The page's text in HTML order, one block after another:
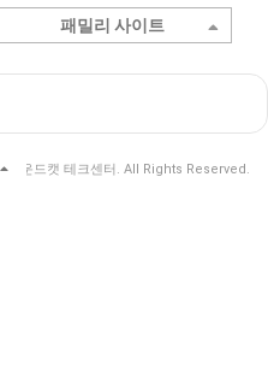
패밀리 사이트
사운드캣 테크센터. All Rights Reserved.